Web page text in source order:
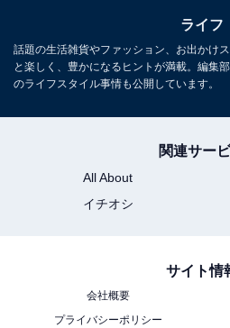
少しは改善するかと思ったもの
ら』と、逆に家事をまったくし
す。そのため、食事づくりも、
ばかり。もちろん、子どもが可
い経験になったと思えるので
の春に子どもが小学校高学年に
夜22時頃まで塾に通うようにな
と「家に帰りたくない、妻とふ
ライフ
話題の生活雑貨やファッション、お出かけ
と楽しく、豊かになるヒントが満載。編集
のライフスタイル事情も公開しています。
関連サー
All About
イチオシ
サイト情
会社概要
プライバシーポリシー